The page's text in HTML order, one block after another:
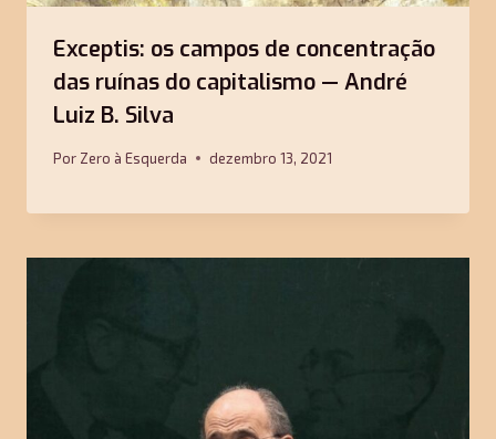
Exceptis: os campos de concentração
das ruínas do capitalismo — André
Luiz B. Silva
Por Zero à Esquerda dezembro 13, 2021